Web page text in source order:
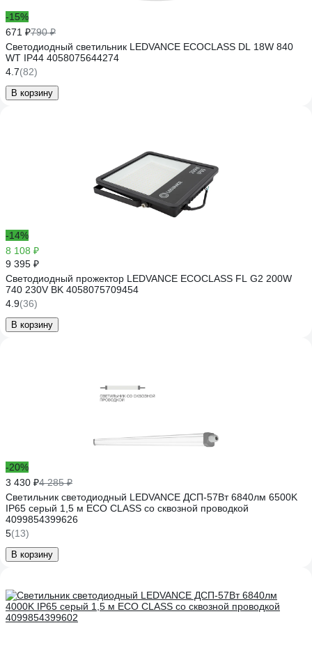
-15%
671 ₽790 ₽
Светодиодный светильник LEDVANCE ECOCLASS DL 18W 840
WT IP44 4058075644274
4.7(82)
В корзину
-14%
8 108 ₽
9 395 ₽
Светодиодный прожектор LEDVANCE ECOCLASS FL G2 200W
740 230V BK 4058075709454
4.9(36)
В корзину
-20%
3 430 ₽4 285 ₽
Светильник светодиодный LEDVANCE ДСП-57Вт 6840лм 6500K
IP65 серый 1,5 м ECO CLASS со сквозной проводкой
4099854399626
5(13)
В корзину